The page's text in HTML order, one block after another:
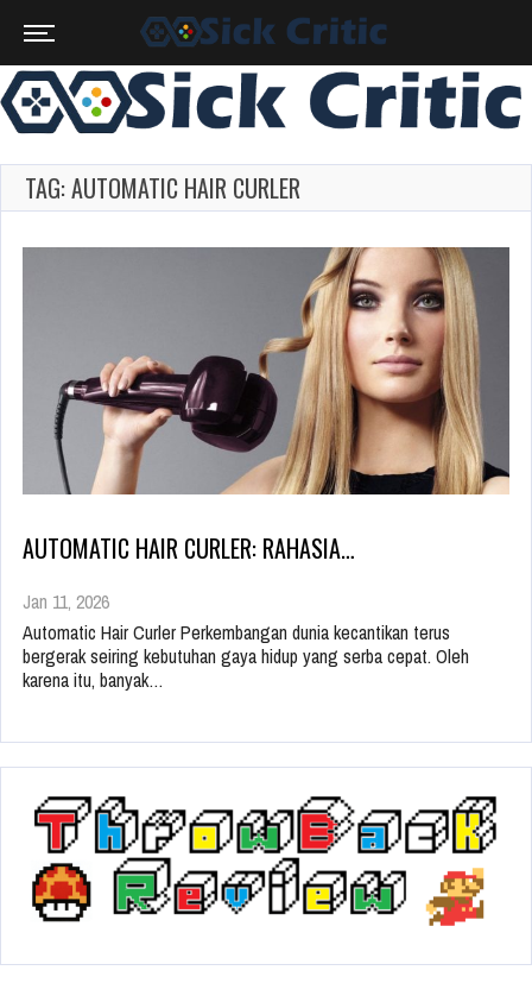
TAG: AUTOMATIC HAIR CURLER
AUTOMATIC HAIR CURLER: RAHASIA…
Jan 11, 2026
Automatic Hair Curler Perkembangan dunia kecantikan terus
bergerak seiring kebutuhan gaya hidup yang serba cepat. Oleh
karena itu, banyak…